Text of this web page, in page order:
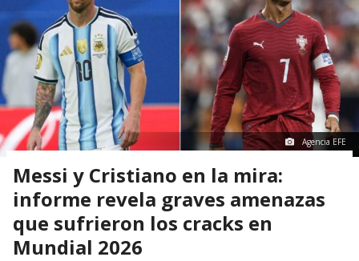
Agencia EFE
Messi y Cristiano en la mira:
informe revela graves amenazas
que sufrieron los cracks en
Mundial 2026